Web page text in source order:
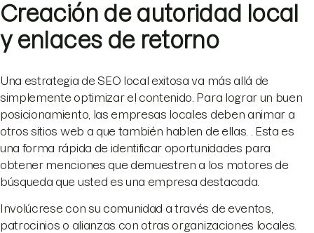
Creación de autoridad local
y enlaces de retorno
Una estrategia de SEO local exitosa va más allá de
simplemente optimizar el contenido. Para lograr un buen
posicionamiento, las empresas locales deben animar a
otros sitios web a que también hablen de ellas. . Esta es
una forma rápida de identificar oportunidades para
obtener menciones que demuestren a los motores de
búsqueda que usted es una empresa destacada.
Involúcrese con su comunidad a través de eventos,
patrocinios o alianzas con otras organizaciones locales.